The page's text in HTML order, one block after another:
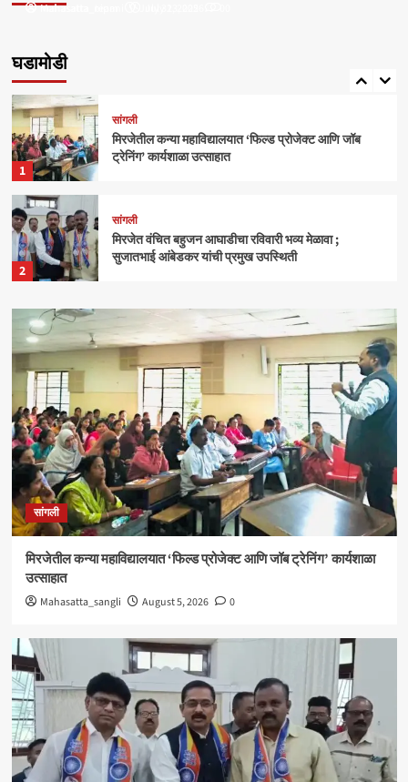
Mahasatta_nipani
mahasatta_team
घडामोडी
5
1
सांगली
मिरजेतील कन्या महाविद्यालयात ‘फिल्ड प्रोजेक्ट आणि जॉब
ट्रेनिंग’ कार्यशाळा उत्साहात
2
सांगली
मिरजेत वंचित बहुजन आघाडीचा रविवारी भव्य मेळावा ;
सुजातभाई आंबेडकर यांची प्रमुख उपस्थिती
3
क्राईम बेळगाव
आंबोलीत जत्राट येथील बेपत्ता डॉक्टरचा मृतदेह अखेर सापडला
4
सांगली
विद्यावाचस्पती गुरुदेव शंकर अभ्यंकर यांना ‘कलातपस्वी’
पुरस्कार प्रदान
5
सांगली
मिरजेतील आयडियल स्मार्ट स्कूलमध्ये दहावीच्या विद्यार्थी
मंत्रिमंडळाचा पदग्रहण सोहळा
1
मिरजेतील कन्या महाविद्यालयात ‘फिल्ड प्रोजेक्ट आणि जॉब
ट्रेनिंग’ कार्यशाळा उत्साहात
2
सांगली
मिरजेत वंचित बहुजन आघाडीचा रविवारी भव्य मेळावा ;
सुजातभाई आंबेडकर यांची प्रमुख उपस्थिती
सांगली
मिरजेतील कन्या महाविद्यालयात ‘फिल्ड प्रोजेक्ट आणि जॉब ट्रेनिंग’ कार्यशाळा
उत्साहात
Mahasatta_sangli August 5, 2026 0